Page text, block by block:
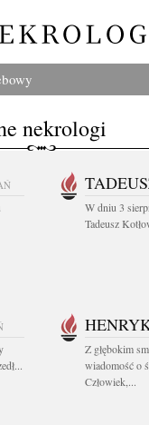
nekrologi
W dniu 3
Tadeusz
Z głębokim
wiadomość o
Człowiek,...